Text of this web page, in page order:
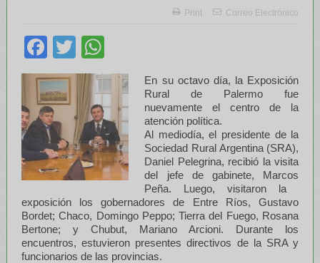
Print Correo Electrónico
Facebook
Twitter
En su octavo día, la Exposición
Rural de Palermo fue
nuevamente el centro de la
atención política.
Al mediodía, el presidente de la
Sociedad Rural Argentina (SRA),
Daniel Pelegrina, recibió la visita
del jefe de gabinete, Marcos
Peña​. Luego, visitaron la ​
exposición los gobernadores de Entre Ríos, Gustavo
Bordet; Chaco, Domingo Peppo; Tierra del Fuego, Rosana
Bertone; y Chubut, Mariano Arcioni. Durante los
encuentros, estuvieron presentes directivos de la SRA y
funcionarios de las provincias.